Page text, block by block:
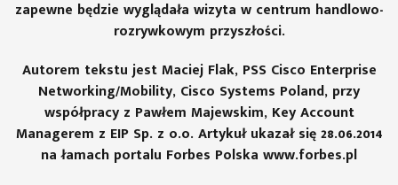
zapewne będzie wyglądała wizyta w centrum handlowo-
rozrywkowym przyszłości.
Autorem tekstu jest Maciej Flak, PSS Cisco Enterprise
Networking/Mobility, Cisco Systems Poland, przy
współpracy z Pawłem Majewskim, Key Account
Managerem z EIP Sp. z o.o. Artykuł ukazał się 28.06.2014
na łamach portalu Forbes Polska www.forbes.pl